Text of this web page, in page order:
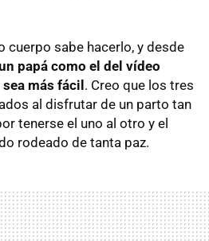
cuerpo sabe hacerlo, y desde
papá como el del vídeo
más fácil . Creo que los tres
al disfrutar de un parto tan
tenerse el uno al otro y el
rodeado de tanta paz.